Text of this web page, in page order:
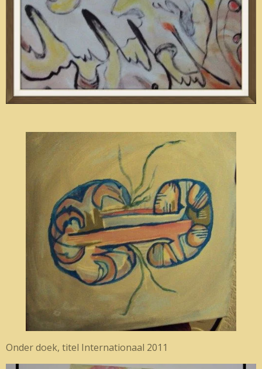
Onder doek, titel Internationaal 2011